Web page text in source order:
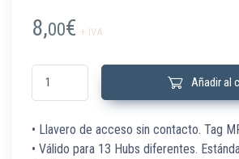
8,00€ + IVA
TAG-B Llavero Acceso MF DESFire® AJAX
Añadir al
• Llavero de acceso sin contacto. Tag
• Válido para 13 Hubs diferentes.